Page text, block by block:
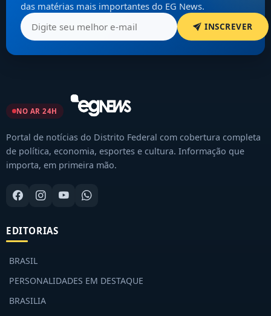
das matérias mais importantes do EG News.
INSCREVER
NO AR 24H
Portal de notícias do Distrito Federal com cobertura completa
de política, economia, esportes e cultura. Informação que
importa, em primeira mão.
EDITORIAS
BRASIL
PERSONALIDADES EM DESTAQUE
BRASILIA